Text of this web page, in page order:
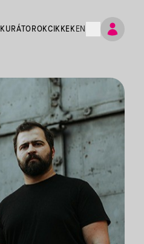
KURÁTOROKCIKKEK EN